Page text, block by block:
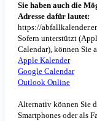
Sie haben auch die
Adresse dafür lautet:
https://
Sofern unterstützt
Calendar), können Sie
Apple Kalender
Google Calendar
Outlook Online
Alternativ können Sie
Smartphones oder als